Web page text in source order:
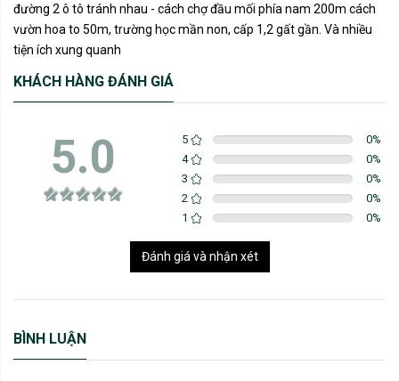
đường 2 ô tô tránh nhau - cách chợ đầu mối phía nam 200m cách
vườn hoa to 50m, trường học mần non, cấp 1,2 gất gần. Và nhiều
tiện ích xung quanh
KHÁCH HÀNG ĐÁNH GIÁ
5.0 5 0%
4
0%
3
0%
2
0%
1
0%
Đánh giá và nhận xét
BÌNH LUẬN